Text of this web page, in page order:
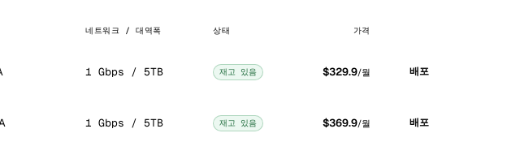
네트워크 / 대역폭 상태 가격
1 Gbps / 5TB 재고 있음 $329.9/월 배포
1 Gbps / 5TB 재고 있음 $369.9/월 배포